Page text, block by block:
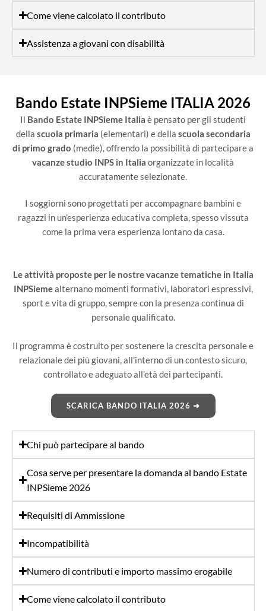
Come viene calcolato il contributo
Assistenza a giovani con disabilità
Bando Estate INPSieme ITALIA 2026
Il Bando Estate INPSieme Italia è pensato per gli studenti
della scuola primaria (elementari) e della scuola secondaria
di primo grado (medie), offrendo la possibilità di partecipare a
vacanze studio INPS in Italia organizzate in località
accuratamente selezionate.
I soggiorni sono progettati per accompagnare bambini e
ragazzi in un’esperienza educativa completa, spesso vissuta
come la prima vera esperienza lontano da casa.
Le attività proposte per le nostre vacanze tematiche in Italia
INPSiemealternano momenti formativi, laboratori espressivi,
sport e vita di gruppo, sempre con la presenza continua di
personale qualificato.
Il programma è costruito per sostenere la crescita personale e
relazionale dei più giovani, all’interno di un contesto sicuro,
controllato e adeguato all’età dei partecipanti.
SCARICA BANDO ITALIA 2026 ➜
Chi può partecipare al bando
Cosa serve per presentare la domanda al bando Estate
INPSieme 2026
Requisiti di Ammissione
Incompatibilità
Numero di contributi e importo massimo erogabile
Come viene calcolato il contributo